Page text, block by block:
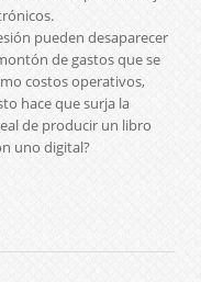
pueden desaparecer
de gastos que se
costos operativos,
hace que surja la
de producir un libro
uno digital?